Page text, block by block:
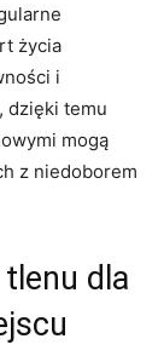
życia
i
dzięki temu
mogą
z niedoborem
dla